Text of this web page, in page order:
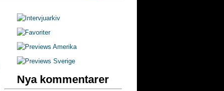
Nya kommentarer